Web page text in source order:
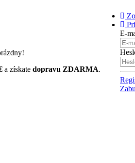
E-
a získate dopravu ZDARMA.